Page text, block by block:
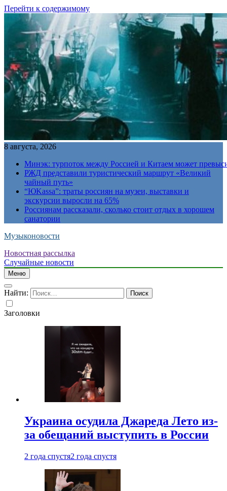
Перейти к содержимому
8 августа, 2026
Минэк: турпоток между Россией и Китаем может
РЖД представили туристический маршрут «Великий
чайный путь»
“ЮKassa”: траты россиян на музеи, выставки и
экскурсии выросли на 65%
Россиянам рассказали, сколько стоит отдых в хорошем
санатории
Музыконовости
Новостная рассылка
Случайные новости
Меню
Найти:
Заголовки
Украина осудила Джареда Лето из-
за обещаний выступить в России
2 года спустя2 года спустя